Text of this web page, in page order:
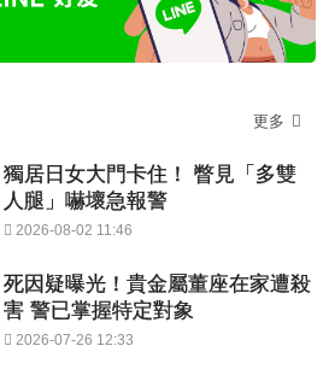
更多
獨居日女大門卡住！ 瞥見「多雙
人腿」嚇壞急報警
2026-08-02 11:46
死因疑曝光！貴金屬董座在家遭殺
害 警已掌握特定對象
2026-07-26 12:33